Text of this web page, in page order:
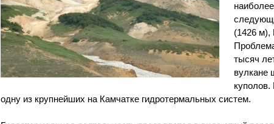
(1426 м),
тысяч
вулкане
одну из крупнейших на Камчатке гидротермальных систем.